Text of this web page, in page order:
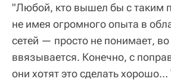
"Любой, кто вышел бы с таким
не имея огромного опыта в
сетей — просто не понимает, во
ввязывается. Конечно, с
они хотят это сделать